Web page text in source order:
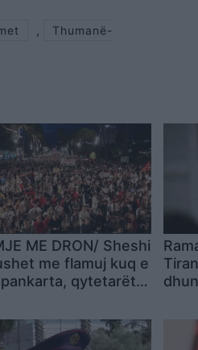
,
Thumanë-
ME DRON/ Sheshi
me flamuj kuq e
qytetarët
të Ramës